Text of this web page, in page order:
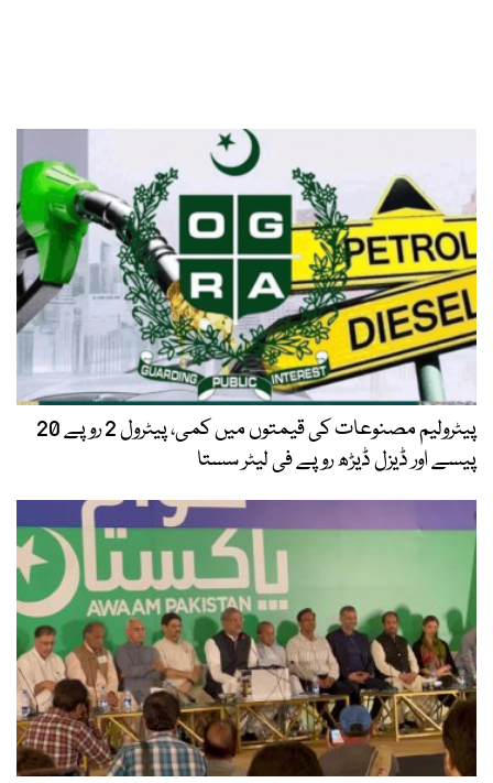
پیٹرولیم مصنوعات کی قیمتوں میں کمی، پیٹرول 2 روپے 20
پیسے اور ڈیزل ڈیڑھ روپے فی لیٹر سستا